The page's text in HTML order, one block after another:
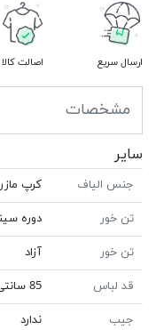
ارسال سریع اصالت کالا
مشخصات
سایر
جنس الیاف کرپ
تن خور دوره سینه 96
تن خور آزاد
قد لباس 85 سانتی متر
جیب ندارد